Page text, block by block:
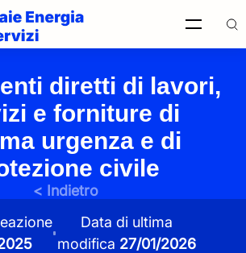
Ricerca
nel sito
Ricerca
nel sito
Italiano
diretti di lavori,
e forniture di
urgenza e di
civile
< Indietro
Data di ultima
modifica 27/01/2026